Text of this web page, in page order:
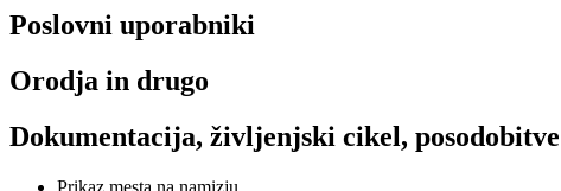
Poslovni uporabniki
Orodja in drugo
Dokumentacija, življenjski cikel,
Prikaz mesta na namizju